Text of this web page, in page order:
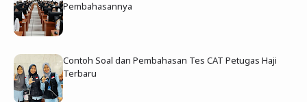
Pembahasannya
Contoh Soal dan Pembahasan Tes CAT Petugas Haji
Terbaru